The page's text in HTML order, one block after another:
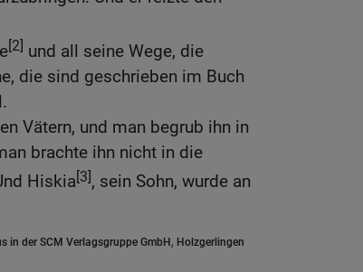
[2] und all seine Wege, die
die sind geschrieben im Buch
Vätern, und man begrub ihn in
brachte ihn nicht in die
Hiskia[3], sein Sohn, wurde an
in der SCM Verlagsgruppe GmbH, Holzgerlingen